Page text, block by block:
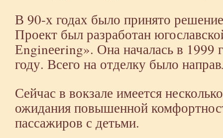
В 90-х годах было принято
Проект был разработан
Еnginееring». Она началась в 1999
году. Всего на отделку было
Сейчас в вокзале имеется
ожидания повышенной
пассажиров с детьми.